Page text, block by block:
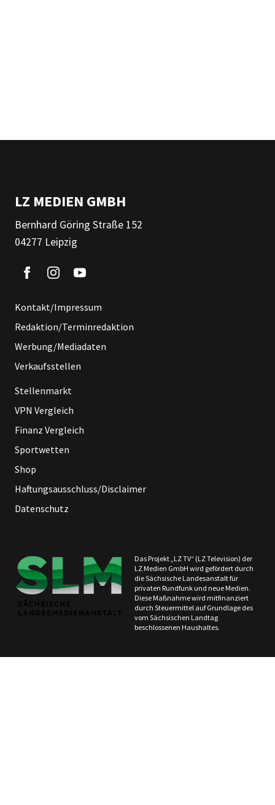
LZ MEDIEN GMBH
Bernhard Göring Straße 152
04277 Leipzig
Kontakt/Impressum
Redaktion/Terminredaktion
Werbung/Mediadaten
Verkaufsstellen
Stellenmarkt
VPN Vergleich
Finanz Vergleich
Sportwetten
Shop
Haftungsausschluss/Disclaimer
Datenschutz
Das Projekt „LZ TV“ (LZ Television) der
LZ Medien GmbH wird gefördert durch
die Sächsische Landesanstalt für
privaten Rundfunk und neue Medien.
Diese Maßnahme wird mitfinanziert
durch Steuermittel auf Grundlage des
vom Sächsischen Landtag
beschlossenen Haushaltes.